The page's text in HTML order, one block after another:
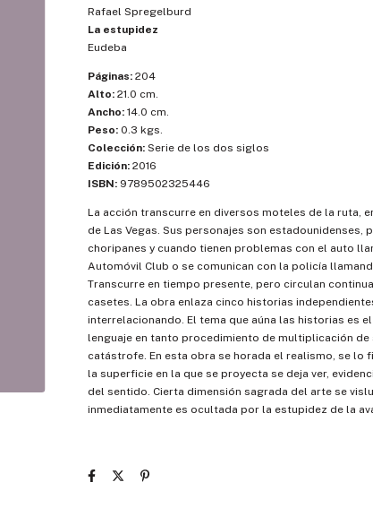
Rafael Spregelburd
La estupidez
Eudeba
Páginas: 204
Alto: 21.0 cm.
Ancho: 14.0 cm.
Peso: 0.3 kgs.
Colección: Serie de los dos siglos
Edición: 2016
ISBN: 9789502325446
La acción transcurre en diversos moteles de la ruta,
de Las Vegas. Sus personajes son estadounidenses,
choripanes y cuando tienen problemas con el auto
Automóvil Club o se comunican con la policía
Transcurre en tiempo presente, pero circulan
casetes. La obra enlaza cinco historias
interrelacionando. El tema que aúna las historias es
lenguaje en tanto procedimiento de multiplicación de
catástrofe. En esta obra se horada el realismo, se lo
la superficie en la que se proyecta se deja ver,
del sentido. Cierta dimensión sagrada del arte se
inmediatamente es ocultada por la estupidez de la